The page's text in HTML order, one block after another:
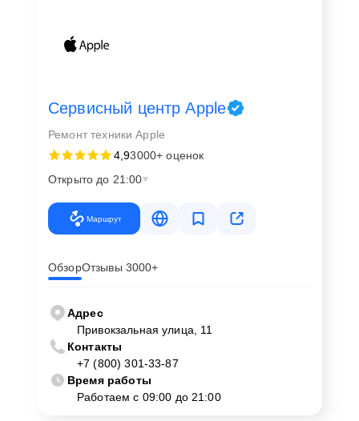
Сервисный центр Apple
Ремонт техники Apple
4,93000+ оценок
Открыто до 21:00
Маршрут
ОбзорОтзывы 3000+
Адрес
Привокзальная улица, 11
Контакты
+7 (800) 301-33-87
Время работы
Работаем с 09:00 до 21:00